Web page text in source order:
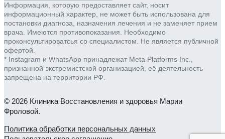
© 2026 Клиника Восстановления и здоровья Марии
Фроловой.
Политика обработки персональных данных
Информация, которую предоставляет сайт, носит
информационный характер, не может быть использована для
постановки диагноза, назначения лечения и не заменяет прием
врача. Имеются противопоказания. Необходимо
проконсультироватсья со специалистом. Не является публичной
офертой.
* Instagram и WhatsApp принадлежат Meta Platforms Inc.,
признанной экстремистской организацией, её деятельность
запрещена на территории РФ.